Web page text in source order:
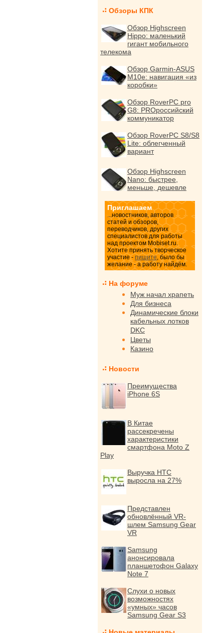
Обзоры КПК
Обзор Highscreen
Hippo: маленький
гигант мобильного
телекома
Обзор Garmin-ASUS
M10e: навигация «из
коробки»
Обзор RoverPC pro
G8: PROроссийский
коммуникатор
Обзор RoverPC S8/S8
Lite: облегченный
вариант
Обзор Highscreen
Nano: быстрее,
меньше, дешевле
Приглашаем
...новостников, авторов
статей и обзоров,
переводчиков, других
специалистов для работы
над проектом Mobiset.ru.
Хотите принять творческое
участие - пишите, было бы
желание - а работу найдём.
На форуме
Муж начал храпеть
Для бизнеса
Динамические блоки
кабельных лотков
DKC
Цветы
Казино
Новости
Преимущества
iPhone 6S
В Китае
рассекречены
характеристики
смартфона Moto Z
Play
Выручка HTC
выросла на 27%
Представлен
обновлённый VR-
шлем Samsung Gear
VR
Samsung
анонсировала
планшетофон Galaxy
Note 7
Слухи о новых
возможностях
«умных» часов
Samsung Gear S3